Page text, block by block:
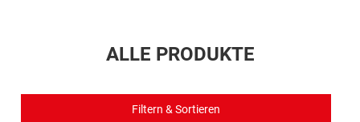
ALLE PRODUKTE
Filtern & Sortieren